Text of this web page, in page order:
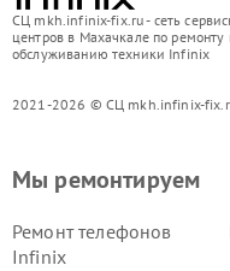
СЦ mkh.infinix-fix.ru - сеть
центров в Махачкале по ремонту
обслуживанию техники Infinix
2021-2026 © СЦ mkh.infinix-
Мы ремонтируем
Ремонт телефонов
Infinix